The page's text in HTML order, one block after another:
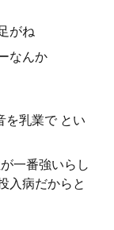
がね
なんか
を乳業で とい
一番強いらし
入病だからと